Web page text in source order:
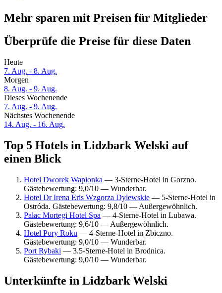
Mehr sparen mit Preisen für Mitglieder
Überprüfe die Preise für diese Daten
Heute
7. Aug. - 8. Aug.
Morgen
8. Aug. - 9. Aug.
Dieses Wochenende
7. Aug. - 9. Aug.
Nächstes Wochenende
14. Aug. - 16. Aug.
Top 5 Hotels in Lidzbark Welski auf
einen Blick
Hotel Dworek Wapionka — 3-Sterne-Hotel in Gorzno.
Gästebewertung: 9,0/10 — Wunderbar.
Hotel Dr Irena Eris Wzgorza Dylewskie — 5-Sterne-Hotel in
Ostróda. Gästebewertung: 9,8/10 — Außergewöhnlich.
Pałac Mortęgi Hotel Spa — 4-Sterne-Hotel in Lubawa.
Gästebewertung: 9,6/10 — Außergewöhnlich.
Hotel Pory Roku — 4-Sterne-Hotel in Zbiczno.
Gästebewertung: 9,0/10 — Wunderbar.
Port Rybaki — 3.5-Sterne-Hotel in Brodnica.
Gästebewertung: 9,0/10 — Wunderbar.
Unterkünfte in Lidzbark Welski